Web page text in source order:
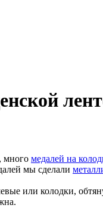
много медалей на
мы сделали
или колодки,